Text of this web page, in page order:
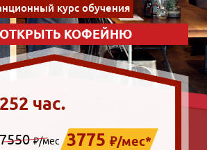
курс обучения
КОФЕЙНЮ
252 час.
7550₽/мес 3775 ₽/мес*